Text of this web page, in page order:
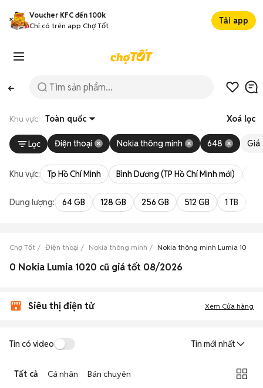
Voucher KFC đến 100k
Chỉ có trên app Chợ Tốt
Tải app
Khu vực: Toàn quốc Xoá lọc
Lọc Điện thoại Nokia thông minh 648 Giá
Khu vực: Tp Hồ Chí Minh Bình Dương (TP Hồ Chí Minh mới)
Dung lượng: 64 GB 128 GB 256 GB 512 GB 1 TB
Chợ Tốt Điện thoại Nokia thông minh Nokia thông minh Lumia 1020
0 Nokia Lumia 1020 cũ giá tốt 08/2026
Siêu thị điện tử Xem Cửa hàng
Tin có video Tin mới nhất
Tất cả Cá nhân Bán chuyên